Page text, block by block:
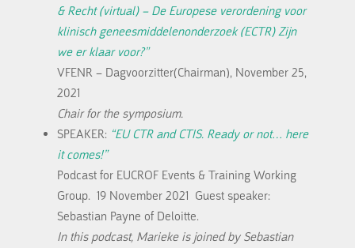
& Recht (virtual) – De Europese verordening voor
klinisch geneesmiddelenonderzoek (ECTR) Zijn
we er klaar voor?”
VFENR – Dagvoorzitter(Chairman), November 25,
2021
Chair for the symposium.
SPEAKER: “EU CTR and CTIS. Ready or not… here
it comes!”
Podcast for EUCROF Events & Training Working
Group. 19 November 2021 Guest speaker:
Sebastian Payne of Deloitte.
In this podcast, Marieke is joined by Sebastian